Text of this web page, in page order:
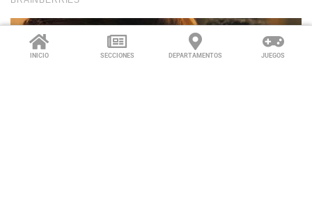
INICIO SECCIONES DEPARTAMENTOS JUEGOS